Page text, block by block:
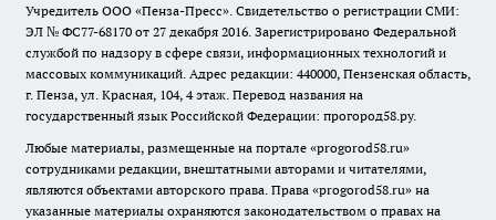
Учредитель ООО «Пенза-Пресс». Свидетельство о регистрации СМИ:
ЭЛ № ФС77-68170 от 27 декабря 2016. Зарегистрировано Федеральной
службой по надзору в сфере связи, информационных технологий и
массовых коммуникаций. Адрес редакции: 440000, Пензенская область,
г. Пенза, ул. Красная, 104, 4 этаж. Перевод названия на
государственный язык Российской Федерации: прогород58.ру.
Любые материалы, размещенные на портале «progorod58.ru»
сотрудниками редакции, внештатными авторами и читателями,
являются объектами авторского права. Права «progorod58.ru» на
указанные материалы охраняются законодательством о правах на